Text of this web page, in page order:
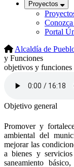
Proyectos
Portal
Alcaldía de
y Funciones
objetivos y funciones
Objetivo general
Promover y
ambiental del
mejorar las
a bienes y
saneamiento